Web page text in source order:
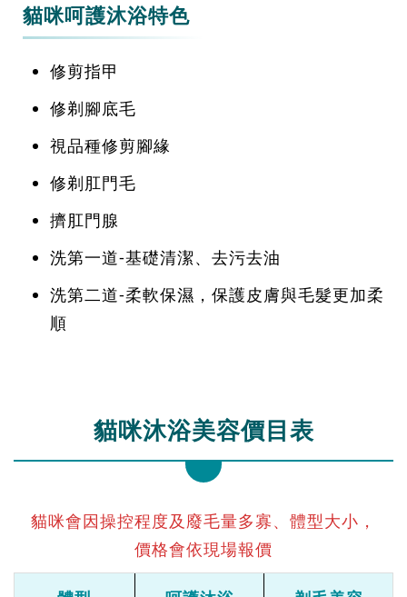
貓咪呵護沐浴特色
修剪指甲
修剃腳底毛
視品種修剪腳緣
修剃肛門毛
擠肛門腺
洗第一道-基礎清潔、去污去油
洗第二道-柔軟保濕，保護皮膚與毛髮更加柔
順
貓咪沐浴美容價目表
貓咪會因操控程度及廢毛量多寡、體型大小，
價格會依現場報價